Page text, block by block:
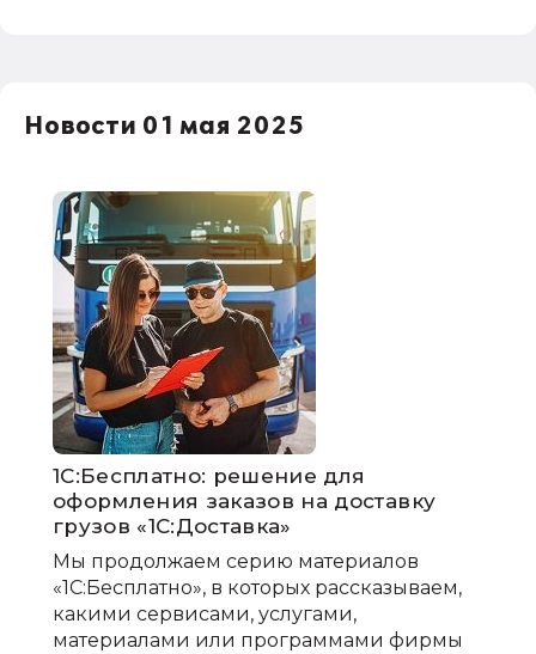
Новости 01 мая 2025
1С:Бесплатно: решение для
оформления заказов на доставку
грузов «1С:Доставка»
Мы продолжаем серию материалов
«1С:Бесплатно», в которых рассказываем,
какими сервисами, услугами,
материалами или программами фирмы